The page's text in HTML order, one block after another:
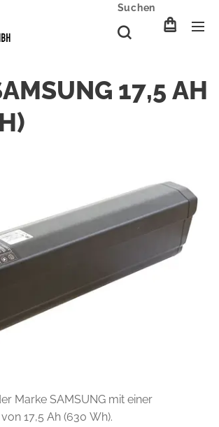
Suchen
17,5 AH
Marke SAMSUNG mit einer
17,5 Ah (630 Wh).